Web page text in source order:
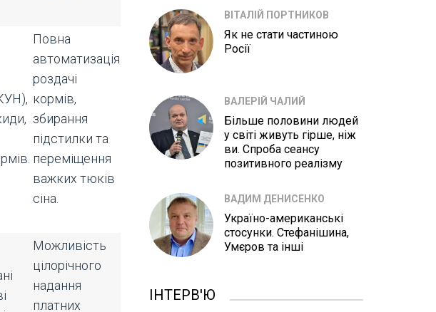
Повна
автоматизація
роздачі
кормів,
збирання
підстилки та
переміщення
важких тюків
сіна.
Можливість
цілорічного
надання
платних
ВІТАЛІЙ ПОРТНИКОВ
Як не стати частиною
Росії
ВАЛЕРІЙ ЧАЛИЙ
Більше половини людей
у світі живуть гірше, ніж
ви. Спроба сеансу
позитивного реалізму
ВАДИМ ДЕНИСЕНКО
Україно-американські
стосунки. Стефанішина,
Умєров та інші
ІНТЕРВ'Ю